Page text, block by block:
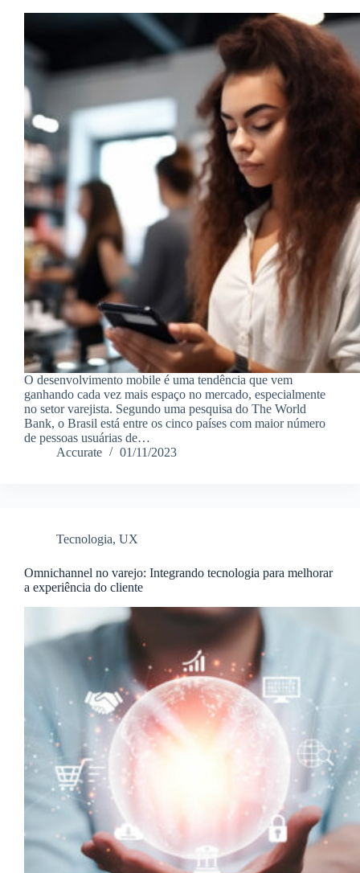
O desenvolvimento mobile é uma tendência que vem
ganhando cada vez mais espaço no mercado, especialmente
no setor varejista. Segundo uma pesquisa do The World
Bank, o Brasil está entre os cinco países com maior número
de pessoas usuárias de…
Accurate
01/11/2023
Tecnologia, UX
Omnichannel no varejo: Integrando tecnologia para melhorar
a experiência do cliente